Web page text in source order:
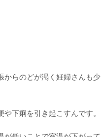
からのどが渇く妊婦さんも少
下痢を引き起こすんです。